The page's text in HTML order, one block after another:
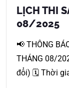
LỊCH THI
08/2025
📢 THÔNG
THÁNG 08/
đổi) 🗓️ Thời